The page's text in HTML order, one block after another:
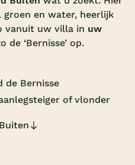
zwembad
zwembad
speeltuin
en water, heerlijk
vanuit uw villa in uw
de ‘Bernisse’ op.
de Bernisse
of vlonder